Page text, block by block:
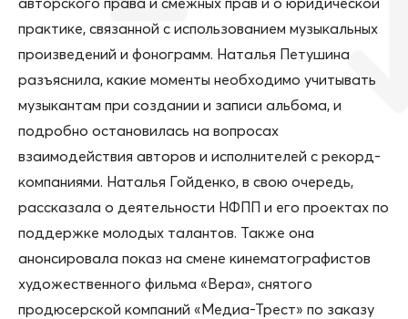
практике, связанной с использованием музыкальных
произведений и фонограмм. Наталья Петушина
разъяснила, какие моменты необходимо учитывать
музыкантам при создании и записи альбома, и
подробно остановилась на вопросах
взаимодействия авторов и исполнителей с рекорд-
компаниями. Наталья Гойденко, в свою очередь,
рассказала о деятельности НФПП и его проектах по
поддержке молодых талантов. Также она
анонсировала показ на смене кинематографистов
художественного фильма «Вера», снятого
продюсерской компаний «Медиа-Трест» по заказу